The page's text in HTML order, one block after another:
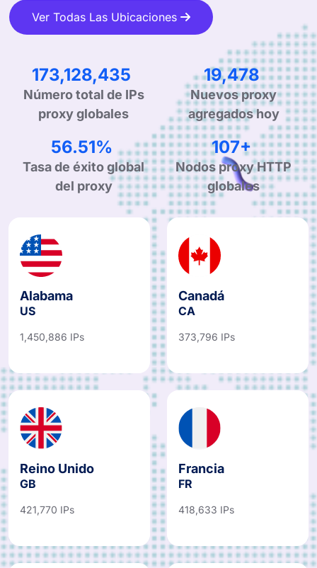
Ver Todas Las Ubicaciones
298,791,678
Número total de IPs
proxy globales
33,884
Nuevos proxy
agregados hoy
98.98%
Tasa de éxito global
del proxy
188+
Nodos proxy HTTP
globales
Alabama
US
1,450,886 IPs
Canadá
CA
373,796 IPs
Reino Unido
GB
421,770 IPs
Francia
FR
418,633 IPs